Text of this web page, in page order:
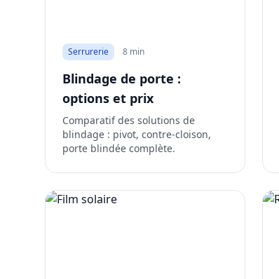
Serrurerie 8 min
Blindage de porte :
options et prix
Comparatif des solutions de
blindage : pivot, contre-cloison,
porte blindée complète.